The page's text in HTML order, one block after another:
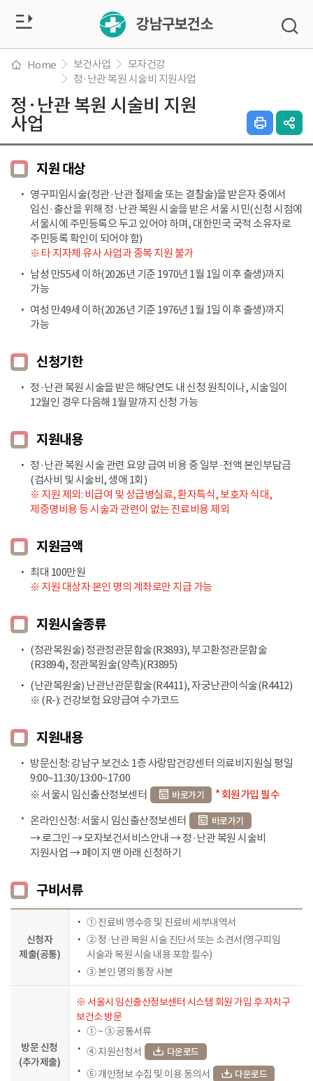
체
뉴
열
기
검
색
창
Home 보건사업
모자건강
정·난관 복원 시술비 지원사업
정·난관 복원 시술비 지원
사업
인
쇄
하
공
유
지원 대상
영구피임시술(정관·난관 절제술 또는 결찰술)을 받은자 중에서
임신·출산을 위해 정·난관 복원 시술을 받은 서울 시민(신청 시점에
서울시에 주민등록으 두고 있어야 하며, 대한민국 국적 소유자로
주민등록 확인이 되어야 함)
※ 타 지자체 유사 사업과 중복 지원 불가
남성 만55세 이하(2026년 기준 1970년 1월 1일 이후 출생)까지
가능
여성 만49세 이하(2026년 기준 1976년 1월 1일 이후 출생)까지
가능
신청기한
정·난관 복원 시술을 받은 해당연도 내 신청 원칙이나, 시술일이
12월인 경우 다음해 1월 말까지 신청 가능
지원내용
정·난관 복원 시술 관련 요양 급여 비용 중 일부·전액 본인부담금
(검사비 및 시술비, 생애 1회)
※ 지원 제외: 비급여 및 상급병실료, 환자특식, 보호자 식대,
제증명비용 등 시술과 관련이 없는 진료비용 제외
지원금액
최대 100만원
※ 지원 대상자 본인 명의 계좌로만 지급 가능
지원시술종류
(정관복원술) 정관정관문합술(R3893), 부고환정관문합술
(R3894), 정관복원술(양측)(R3895)
(난관복원술) 난관난관문합술(R4411), 자궁난관이식술(R4412)
※ (R-): 건강보험 요양급여 수가코드
지원내용
방문신청: 강남구 보건소 1층 사랑맘건강센터 의료비지원실 평일
9:00~11:30/13:00~17:00
※ 서울시 임신출산정보센터
바로가기
* 회원가입 필수
온라인신청: 서울시 임신출산정보센터
바로가기
→ 로그인 → 모자보건서비스안내 → 정·난관 복원 시술비
지원사업 → 페이지 맨 아래 신청하기
구비서류
신청자
제출(공통)
① 진료비 영수증 및 진료비 세부내역서
② 정·난관 복원 시술 진단서 또는 소견서(영구피임
시술과 복원 시술 내용 포함 필수)
③ 본인 명의 통장 사본
방문 신청
(추가제출)
※ 서울시 임신출산정보센터 시스템 회원 가입 후자치구
보건소 방문
① ~ ③ 공통서류
④ 지원신청서
다운로드
⑤ 개인정보 수집 및 이용 동의서 다운로드